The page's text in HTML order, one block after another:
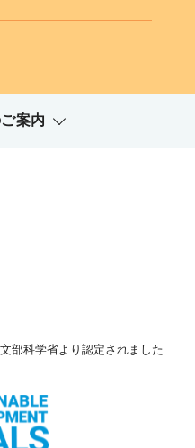
案内
部科学省より認定されました